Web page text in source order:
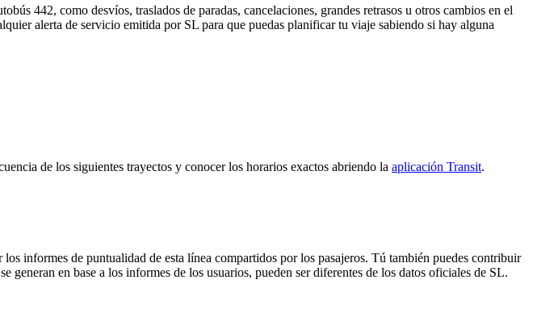
442, como desvíos, traslados de paradas, cancelaciones, grandes retrasos u otros cambios en el
alerta de servicio emitida por SL para que puedas planificar tu viaje sabiendo si hay alguna
de los siguientes trayectos y conocer los horarios exactos abriendo la aplicación Transit.
los informes de puntualidad de esta línea compartidos por los pasajeros. Tú también puedes contribuir
en base a los informes de los usuarios, pueden ser diferentes de los datos oficiales de SL.